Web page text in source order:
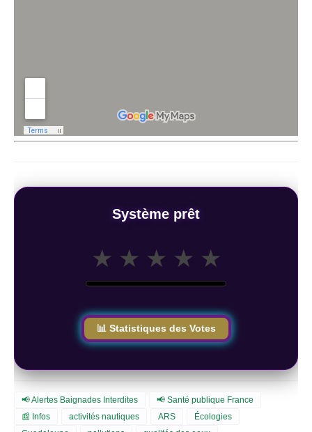
Système prêt
★ ★ ★ ★ ★
📊 Statistiques des Votes
📢 Alertes Baignades Interdites
📢 Santé publique France
📰 Infos
activités nautiques ARS
Écologies